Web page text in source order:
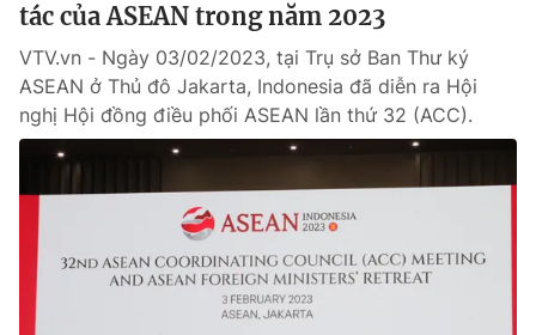
tác của ASEAN trong năm 2023
VTV.vn - Ngày 03/02/2023, tại Trụ sở Ban Thư ký
ASEAN ở Thủ đô Jakarta, Indonesia đã diễn ra Hội
nghị Hội đồng điều phối ASEAN lần thứ 32 (ACC).